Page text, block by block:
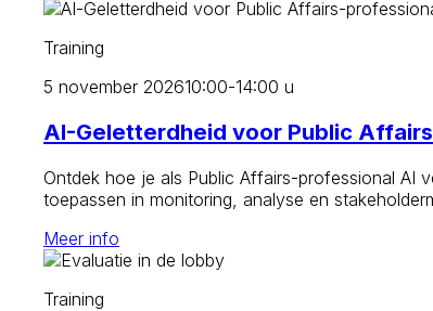
Training
5 november 202610:00-14:00 u
AI-Geletterdheid voor Public
Ontdek hoe je als Public Affairs-professional AI
toepassen in monitoring, analyse en
Meer info
Training